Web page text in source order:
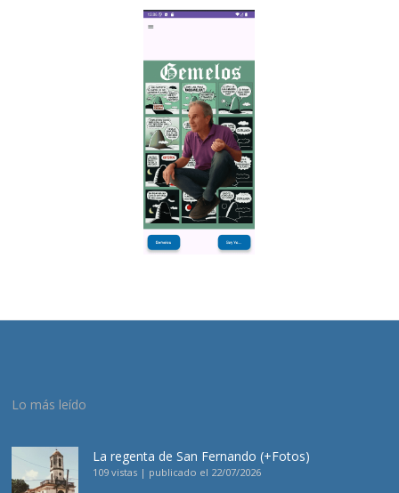
Lo más leído
La regenta de San Fernando (+Fotos)
109 vistas | publicado el 22/07/2026